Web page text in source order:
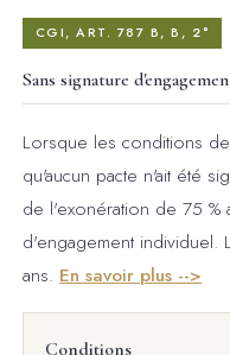
CGI, ART. 787 B, B, 2°
Sans signature
Lorsque les conditions
qu'aucun pacte n'ait été
de l'exonération de 75 %
d'engagement
ans. En savoir plus -->
Conditions